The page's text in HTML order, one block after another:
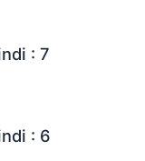
: 7
: 6